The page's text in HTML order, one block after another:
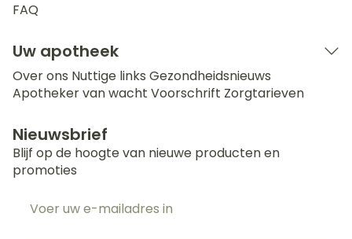
FAQ
Uw apotheek
Over ons Nuttige links Gezondheidsnieuws
Apotheker van wacht Voorschrift Zorgtarieven
Nieuwsbrief
Blijf op de hoogte van nieuwe producten en
promoties